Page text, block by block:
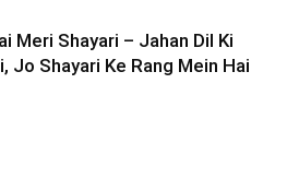
Meri Shayari – Jahan Dil Ki
Jo Shayari Ke Rang Mein Hai